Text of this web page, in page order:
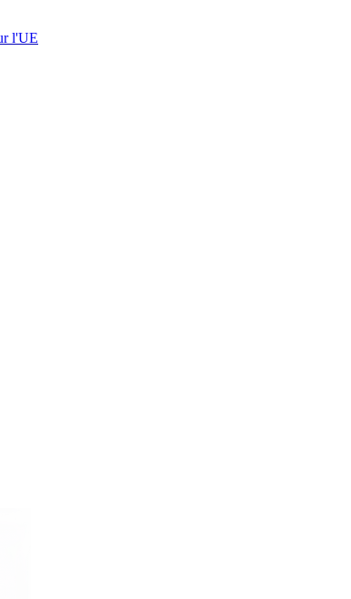
l'UE